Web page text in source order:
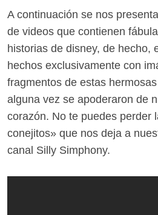
A continuación se nos
de videos que contienen
historias de disney, de hecho,
hechos exclusivamente con
fragmentos de estas
alguna vez se apoderaron de
corazón. No te puedes perder
conejitos» que nos deja a
canal Silly Simphony.